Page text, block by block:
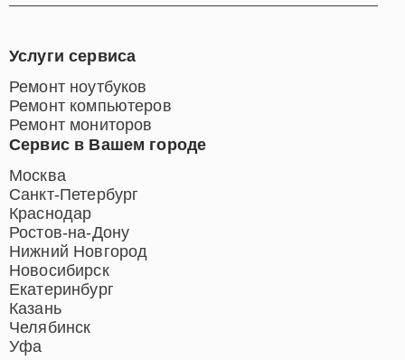
Сервис в Вашем городе
Москва
Санкт-Петербург
Краснодар
Ростов-на-Дону
Нижний Новгород
Новосибирск
Екатеринбург
Казань
Челябинск
Уфа
Услуги сервиса
Ремонт ноутбуков
Ремонт компьютеров
Ремонт мониторов